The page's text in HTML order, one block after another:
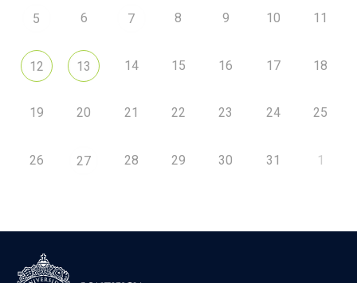
5 6 7 8 9 10 11
12 13 14 15 16 17 18
19 20 21 22 23 24 25
26 27 28 29 30 31 1